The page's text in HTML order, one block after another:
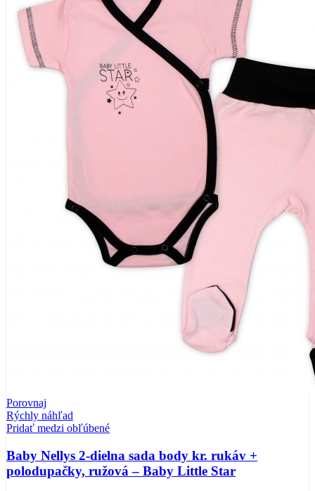
Porovnaj
Rýchly náhľad
Pridať medzi obľúbené
Baby Nellys 2-dielna sada body kr. rukáv +
polodupačky, ružová – Baby Little Star